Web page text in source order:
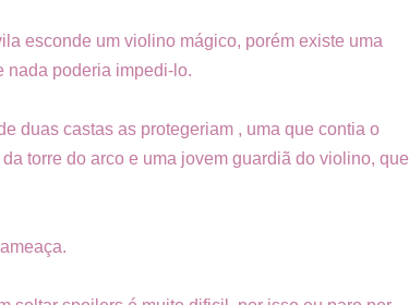
esconde um violino mágico, porém existe uma
nada poderia impedi-lo.
duas castas as protegeriam , uma que contia o
torre do arco e uma jovem guardiã do violino, que